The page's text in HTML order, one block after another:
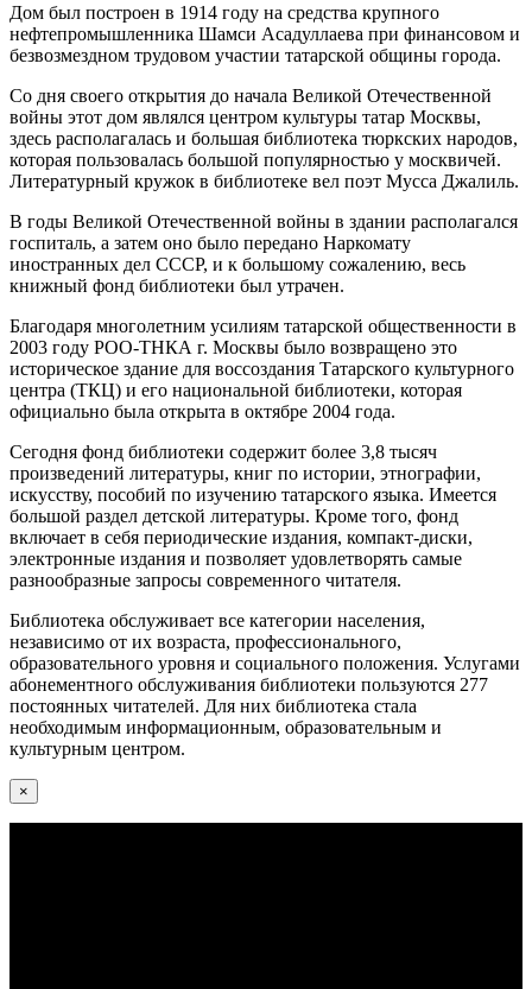
Дом был построен в 1914 году на средства крупного
нефтепромышленника Шамси Асадуллаева при финансовом и
безвозмездном трудовом участии татарской общины города.
Со дня своего открытия до начала Великой Отечественной
войны этот дом являлся центром культуры татар Москвы,
здесь располагалась и большая библиотека тюркских народов,
которая пользовалась большой популярностью у москвичей.
Литературный кружок в библиотеке вел поэт Мусса Джалиль.
В годы Великой Отечественной войны в здании располагался
госпиталь, а затем оно было передано Наркомату
иностранных дел СССР, и к большому сожалению, весь
книжный фонд библиотеки был утрачен.
Благодаря многолетним усилиям татарской общественности в
2003 году РОО-ТНКА г. Москвы было возвращено это
историческое здание для воссоздания Татарского культурного
центра (ТКЦ) и его национальной библиотеки, которая
официально была открыта в октябре 2004 года.
Сегодня фонд библиотеки содержит более 3,8 тысяч
произведений литературы, книг по истории, этнографии,
искусству, пособий по изучению татарского языка. Имеется
большой раздел детской литературы. Кроме того, фонд
включает в себя периодические издания, компакт-диски,
электронные издания и позволяет удовлетворять самые
разнообразные запросы современного читателя.
Библиотека обслуживает все категории населения,
независимо от их возраста, профессионального,
образовательного уровня и социального положения. Услугами
абонементного обслуживания библиотеки пользуются 277
постоянных читателей. Для них библиотека стала
необходимым информационным, образовательным и
культурным центром.
×